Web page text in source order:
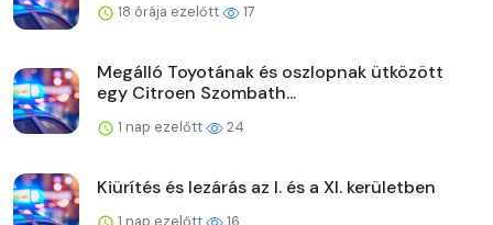
18 órája ezelőtt 17
Megálló Toyotának és oszlopnak ütközött
egy Citroen Szombath...
1 nap ezelőtt 24
Kiürítés és lezárás az I. és a XI. kerületben
1 nap ezelőtt 16